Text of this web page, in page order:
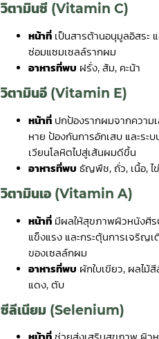
วิตามินซี (Vitamin C)
หน้าที่ เป็นสารต้านอนุมูลอิสระ
ซ่อมแซมเซลล์รากผม
อาหารที่พบ ฝรั่ง, ส้ม, คะน้า
วิตามินอี (Vitamin E)
หน้าที่ ปกป้องรากผมจากความ
หาย ป้องกันการอักเสบ และระบ
เวียนโลหิตไปสู่เส้นผมดีขึ้น
อาหารที่พบ ธัญพืช, ถั่ว, เนื้อ, ไ
วิตามินเอ (Vitamin A)
หน้าที่ มีผลให้สุขภาพผิวหนังศีร
แข็งแรง และกระตุ้นการเจริญเ
ของเซลล์กผม
อาหารที่พบ ผักใบเขียว, ผลไม้
แดง, ตับ
ซีลีเนียม (Selenium)